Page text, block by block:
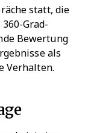
statt, die
Grad-
Bewertung
als
Verhalten.